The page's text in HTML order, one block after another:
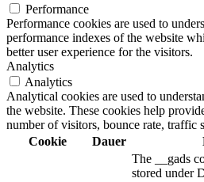
Performance
Performance cookies are used to
performance indexes of the website
better user experience for the visitors.
Analytics
Analytics
Analytical cookies are used to
the website. These cookies help
number of visitors, bounce rate, traffic
Cookie
Dauer
The __gads
stored under